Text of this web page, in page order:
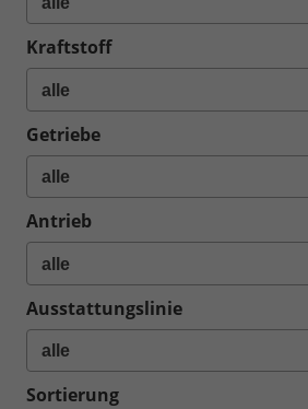
Kraftstoff
Getriebe
Antrieb
Ausstattungslinie
Sortierung